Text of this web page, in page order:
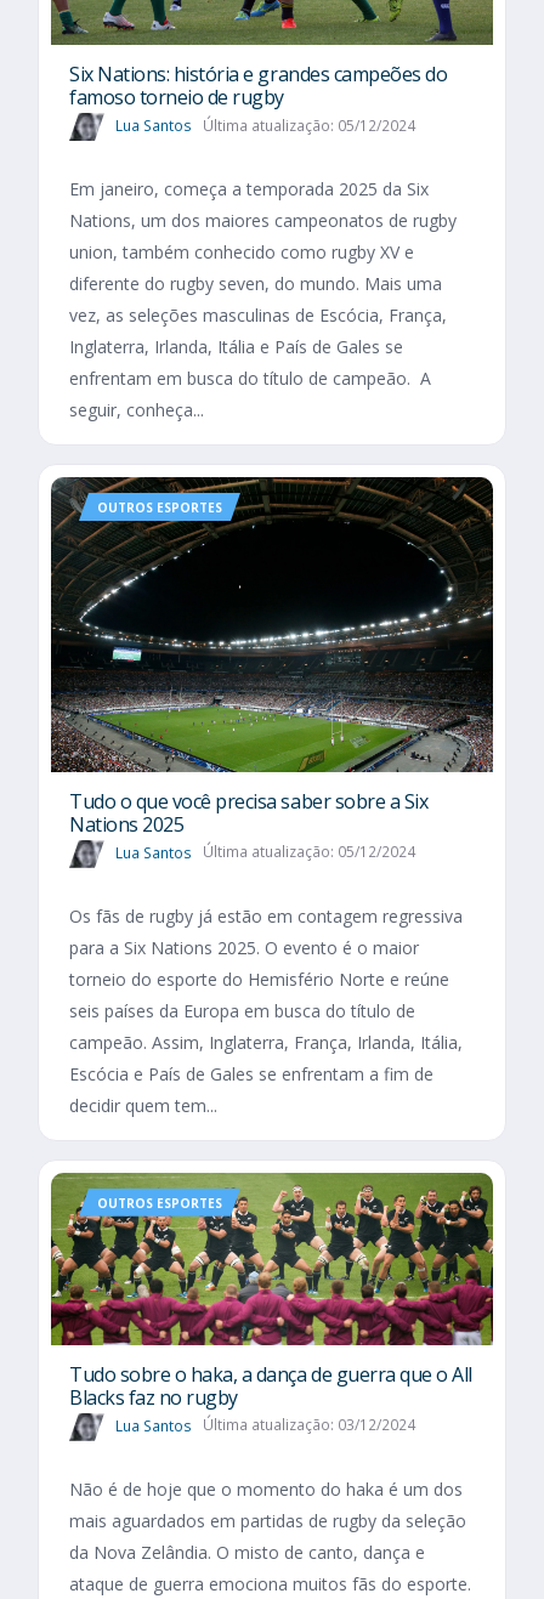
Six Nations​: história e grandes campeões do
famoso torneio de rugby
Lua Santos Última atualização: 05/12/2024
Em janeiro, começa a temporada 2025 da Six
Nations, um dos maiores campeonatos de rugby
union, também conhecido como rugby XV e
diferente do rugby seven, do mundo. Mais uma
vez, as seleções masculinas de Escócia, França,
Inglaterra, Irlanda, Itália e País de Gales se
enfrentam em busca do título de campeão. A
seguir, conheça...
OUTROS ESPORTES
Tudo o que você precisa saber sobre a Six
Nations 2025​
Lua Santos Última atualização: 05/12/2024
Os fãs de rugby já estão em contagem regressiva
para a Six Nations 2025. O evento é o maior
torneio do esporte do Hemisfério Norte e reúne
seis países da Europa em busca do título de
campeão. Assim, Inglaterra, França, Irlanda, Itália,
Escócia e País de Gales se enfrentam a fim de
decidir quem tem...
OUTROS ESPORTES
Tudo sobre o haka, a dança de guerra que o All
Blacks faz no rugby
Lua Santos Última atualização: 03/12/2024
Não é de hoje que o momento do haka é um dos
mais aguardados em partidas de rugby da seleção
da Nova Zelândia. O misto de canto, dança e
ataque de guerra emociona muitos fãs do esporte.